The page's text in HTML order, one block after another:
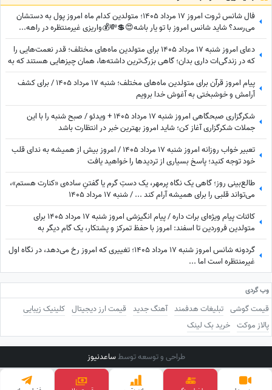
فال شانس ثروت امروز 17 مرداد 1405؛ متولدین کدام ماه امروز پول به دستشان
می‌رسد؟ شاید شانس امروز با تو یار باشه😍💲💸💰واریزی غیرمنتظره در راهه...
دعای امروز شنبه 17 مرداد 1405 برای متولدین ماه‌های مختلف؛ قدر نعمت‌هایی را
که در زندگی‌ات داری بدان؛ گاهی بزرگ‌ترین داشته‌ها، همان چیزهایی هستند که به
آن‌ها عادت کرده‌ایم.
پیام امروز قرآن برای متولدین ماه‌های مختلف؛ شنبه 17 مرداد 1405 / برای کشف
آرامش و خوشبختی به آغوش خدا برویم
شکرگزاری صبحگاهی امروز شنبه 17 مرداد 1405 + ویدئو / صبح شنبه را با این
جملات شکرگزاری آغاز کن؛ شاید امروز بهترین خبر در انتظارت باشد
تعبیر خواب روزانه امروز شنبه 17 مرداد 1405 / امروز بیش از همیشه به ندای قلب
خود توجه کنید؛ پاسخ بسیاری از تردیدها را خواهید یافت
طالع‌بینی روز؛ گاهی یک نگاه پرمهر، یک دستِ گرم یا گفتنِ ساده‌ی «کنارت هستم»،
می‌تواند قلبی را برای همیشه آرام کند ... / شنبه 17 مرداد 1405
کائنات پیام ویژه‌ای برات داره / پیام انگیزشی امروز شنبه 17 مرداد 1405 برای
متولدین فروردین تا اسفند: امروز با حفظ تمرکز و پشتکار، یک گام دیگر به
خواسته‌هایتان نزدیک می‌شوید + ویدئو
گردونه شانس امروز شنبه 17 مرداد 1405؛ تغییری که امروز رخ می‌دهد، در نگاه اول
غیرمنتظره است اما ...
وب گردی
قیمت گوشی تبلیغات هدفمند آهنگ جدید قیمت ارز دیجیتال کلینیک زیبایی
پالاز موکت خرید بک لینک
طراحی و توسعه توسطساعدنیوز